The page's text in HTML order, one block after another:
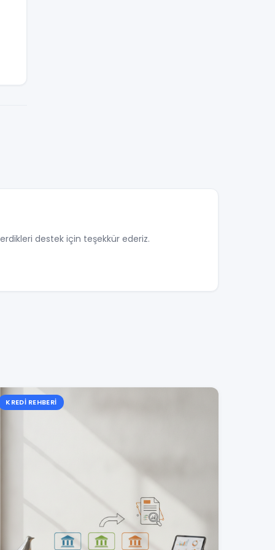
destek için teşekkür ederiz.
KREDI REHBERI